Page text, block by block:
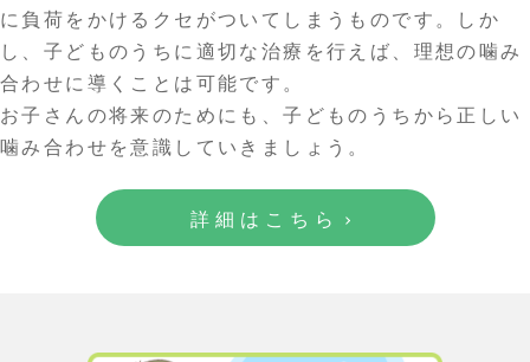
に負荷をかけるクセがついてしまうものです。しか
し、子どものうちに適切な治療を行えば、理想の噛み
合わせに導くことは可能です。
お子さんの将来のためにも、子どものうちから正しい
噛み合わせを意識していきましょう。
詳細はこちら